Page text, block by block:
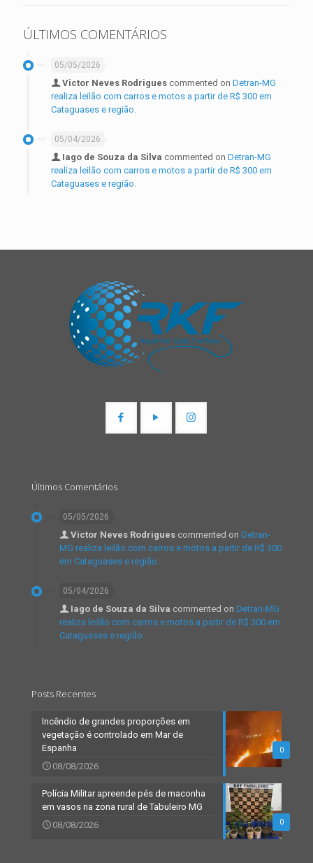
ÚLTIMOS COMENTÁRIOS
05/05/2026
Victor Neves Rodrigues commented on Detran-MG
realiza leilão com carros e motos a partir de R$ 300 em
Cataguases e região.
05/04/2026
Iago de Souza da Silva commented on Detran-MG
realiza leilão com carros e motos a partir de R$ 300 em
Cataguases e região.
Últimos Comentários
05/05/2026
Victor Neves Rodrigues commented on Detran-
MG realiza leilão com carros e motos a partir de R$ 300
em Cataguases e região.
05/04/2026
Iago de Souza da Silva commented on Detran-MG
realiza leilão com carros e motos a partir de R$ 300 em
Cataguases e região.
Posts Recentes
0
Incêndio de grandes proporções em
vegetação é controlado em Mar de
Espanha
08/08/2026
0
Polícia Militar apreende pés de maconha
em vasos na zona rural de Tabuleiro MG
08/08/2026